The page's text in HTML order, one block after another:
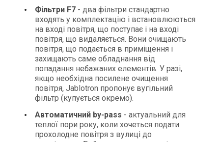
Фільтри F7 - два фільтри стандартно
входять у комплектацію і встановлюються
на вході повітря, що поступає і на вході
повітря, що видаляється. Вони очищають
повітря, що подається в приміщення і
захищають саме обладнання від
попадання небажаних елементів. У разі,
якщо необхідна посилене очищення
повітря, Jablotron пропонує вугільний
фільтр (купується окремо).
Автоматичний by-pass - актуальний для
теплої пори року, коли хочеться подати
прохолодне повітря з вулиці до